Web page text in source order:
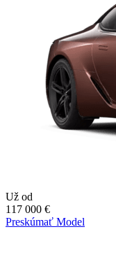
Už od
117 000 €
Preskúmať Model